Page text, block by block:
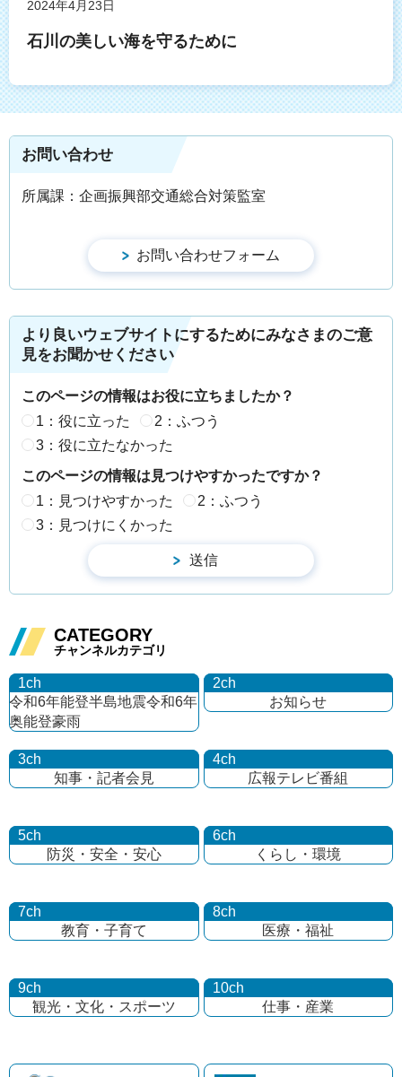
2024年4月23日
石川の美しい海を守るために
お問い合わせ
所属課：企画振興部交通総合対策監室
より良いウェブサイトにするためにみなさまのご意
見をお聞かせください
このページの情報はお役に立ちましたか？
1：役に立った
2：ふつう
3：役に立たなかった
このページの情報は見つけやすかったですか？
1：見つけやすかった
2：ふつう
3：見つけにくかった
CATEGORY
チャンネルカテゴリ
1ch
令和6年能登半島地震令和6年
奥能登豪雨
2ch
お知らせ
3ch
知事・記者会見
4ch
広報テレビ番組
5ch
防災・安全・安心
6ch
くらし・環境
7ch
教育・子育て
8ch
医療・福祉
9ch
観光・文化・ スポーツ
10ch
仕事・産業